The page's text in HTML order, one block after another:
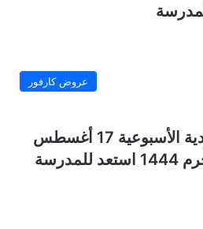
عروض كارفور
عروض كارفور السعودية الأسبوعية 17 أغسطس